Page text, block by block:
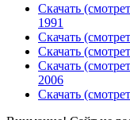
Скачать
1991
Скачать
Скачать
Скачать
2006
Скачать